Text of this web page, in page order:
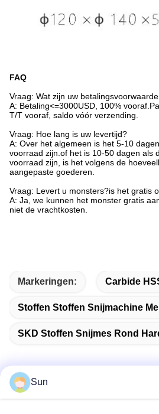
FAQ
Vraag: Wat zijn uw
A: Betaling<=3000USD, 100%
T/T vooraf, saldo vóór verzending.
Vraag: Hoe lang is uw levertijd?
A: Over het algemeen is het 5-10
voorraad zijn.of het is 10-50 dagen als
voorraad zijn, is het volgens de
aangepaste goederen.
Vraag: Levert u monsters?is het gratis
A: Ja, we kunnen het monster gratis
niet de vrachtkosten.
Markeringen: Carbide
Stoffen Stoffen Snijmachine
SKD Stoffen Snijmes Rond
Sun